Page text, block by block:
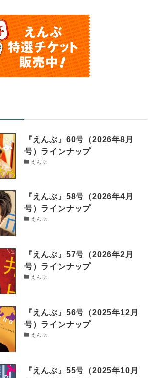
『えんぶ』60号（2026年8月
号）ラインナップ
えんぶ
『えんぶ』58号（2026年4月
号）ラインナップ
えんぶ
『えんぶ』57号（2026年2月
号）ラインナップ
えんぶ
『えんぶ』56号（2025年12月
号）ラインナップ
えんぶ
『えんぶ』55号（2025年10月